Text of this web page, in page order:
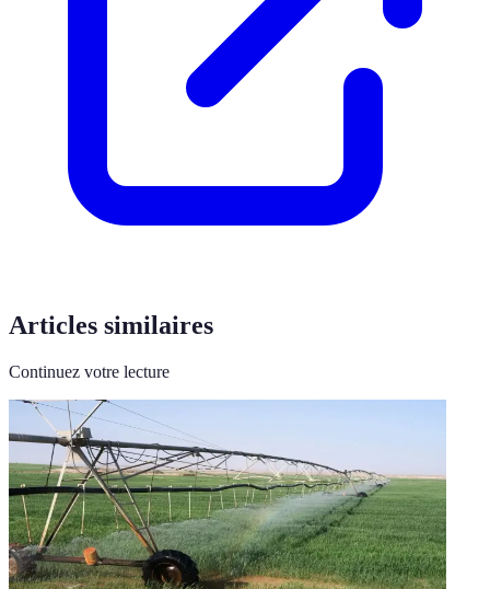
Articles similaires
Continuez votre lecture